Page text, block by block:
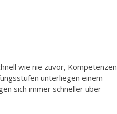
wie nie zuvor, Kompetenzen
unterliegen einem
sich immer schneller über